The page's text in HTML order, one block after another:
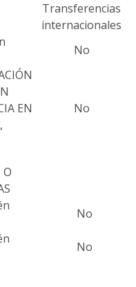
Transferencias
internacionales
No
EN
No
O
No
No